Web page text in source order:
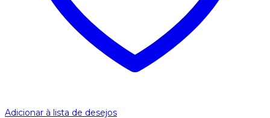
Adicionar à lista de desejos